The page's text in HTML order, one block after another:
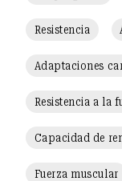
Resistencia
Adaptaciones
Resistencia a la
Capacidad de
Fuerza muscular